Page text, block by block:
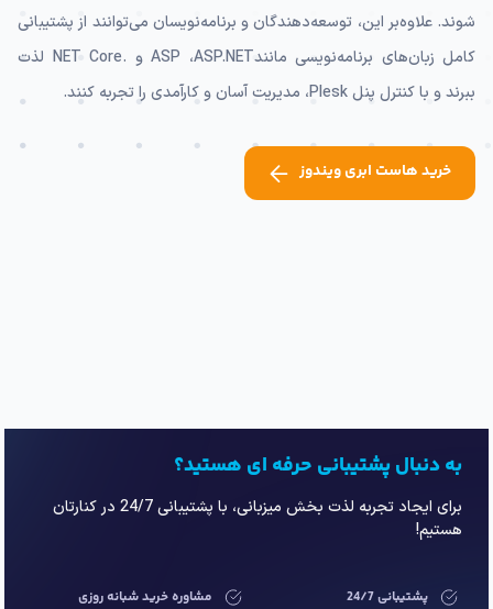
شوند. علاوه‌بر این، توسعه‌دهندگان و برنامه‌نویسان می‌توانند از پشتیبانی
کامل زبان‌های برنامه‌نویسی مانندASP ،ASP.NET و .NET Core لذت
ببرند و با کنترل پنل Plesk، مدیریت آسان و کارآمدی را تجربه کنند.
خرید هاست ابری ویندوز
به دنبال پشتیبانی حرفه ای هستید؟
برای ایجاد تجربه لذت بخش میزبانی، با پشتیبانی 24/7 در کنارتان
هستیم!
پشتیبانی 24/7
مشاوره خرید شبانه روزی